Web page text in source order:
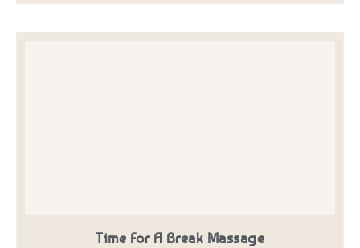
Time For A Break Massage